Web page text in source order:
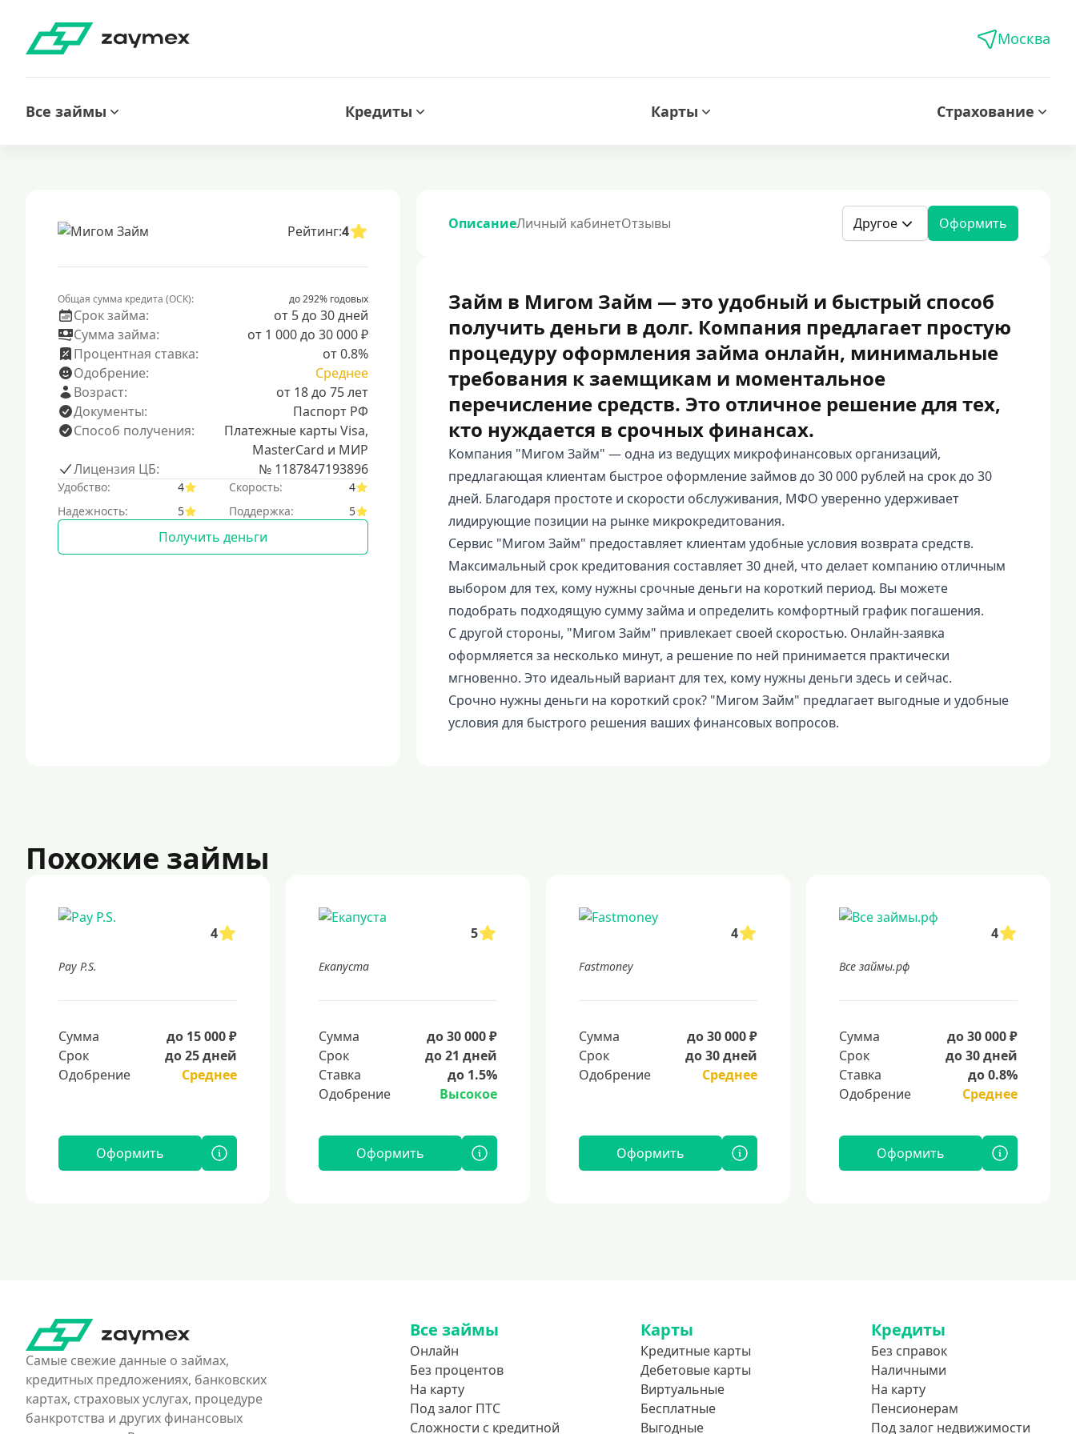
Москва
Все займы Кредиты Карты Страхование
Рейтинг:4
Общая сумма кредита (ОСК): до 292% годовых
Срок займа:
от 5 до 30 дней
Сумма займа:
от 1 000 до 30 000 ₽
Процентная ставка:
от 0.8%
Одобрение:
Среднее
Возраст:
от 18 до 75 лет
Документы:
Паспорт РФ
Способ получения:
Платежные карты Visa,
MasterCard и МИР
Лицензия ЦБ:
№ 1187847193896
Удобство: 4 Скорость:
4
Надежность:
5 Поддержка: 5
Получить деньги
ОписаниеЛичный кабинетОтзывы Другое Оформить
Займ в Мигом Займ — это удобный и быстрый способ
получить деньги в долг. Компания предлагает простую
процедуру оформления займа онлайн, минимальные
требования к заемщикам и моментальное
перечисление средств. Это отличное решение для тех,
кто нуждается в срочных финансах.
Компания "Мигом Займ" — одна из ведущих микрофинансовых организаций,
предлагающая клиентам быстрое оформление займов до 30 000 рублей на срок до 30
дней. Благодаря простоте и скорости обслуживания, МФО уверенно удерживает
лидирующие позиции на рынке микрокредитования.
Сервис "Мигом Займ" предоставляет клиентам удобные условия возврата средств.
Максимальный срок кредитования составляет 30 дней, что делает компанию отличным
выбором для тех, кому нужны срочные деньги на короткий период. Вы можете
подобрать подходящую сумму займа и определить комфортный график погашения.
С другой стороны, "Мигом Займ" привлекает своей скоростью. Онлайн-заявка
оформляется за несколько минут, а решение по ней принимается практически
мгновенно. Это идеальный вариант для тех, кому нужны деньги здесь и сейчас.
Срочно нужны деньги на короткий срок? "Мигом Займ" предлагает выгодные и удобные
условия для быстрого решения ваших финансовых вопросов.
Похожие займы
4
Pay P.S.
Сумма
до 15 000 ₽
Срок
до 25 дней
Одобрение
Среднее
Оформить
5
Екапуста
Сумма
до 30 000 ₽
Срок
до 21 дней
Ставка
до 1.5%
Одобрение
Высокое
Оформить
4
Fastmoney
Сумма
до 30 000 ₽
Срок
до 30 дней
Одобрение
Среднее
Оформить
4
Все займы.рф
Сумма
до 30 000 ₽
Срок
до 30 дней
Ставка
до 0.8%
Одобрение
Среднее
Оформить
Самые свежие данные о займах,
кредитных предложениях, банковских
картах, страховых услугах, процедуре
банкротства и других финансовых
Все займы
Онлайн
Без процентов
На карту
Под залог ПТС
Сложности с кредитной
Карты
Кредитные карты
Дебетовые карты
Виртуальные
Бесплатные
Выгодные
Кредиты
Без справок
Наличными
На карту
Пенсионерам
Под залог недвижимости